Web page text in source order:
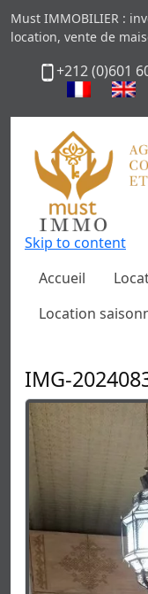
Must IMMOBILIER :
location, vente de
+212 (0)601
Skip to content
Accueil
Location
IMG-